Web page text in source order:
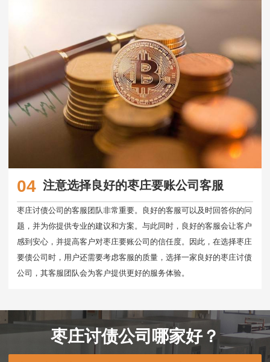
04 注意选择良好的枣庄要账公司客服
枣庄讨债公司的客服团队非常重要。良好的客服可以及时回答你的问
题，并为你提供专业的建议和方案。与此同时，良好的客服会让客户
感到安心，并提高客户对枣庄要账公司的信任度。因此，在选择枣庄
要债公司时，用户还需要考虑客服的质量，选择一家良好的枣庄讨债
公司，其客服团队会为客户提供更好的服务体验。
枣庄讨债公司哪家好？